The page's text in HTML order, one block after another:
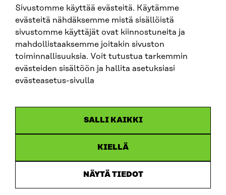
Sivustomme käyttää evästeitä. Käytämme
evästeitä nähdäksemme mistä sisällöistä
sivustomme käyttäjät ovat kiinnostuneita ja
mahdollistaaksemme joitakin sivuston
toiminnallisuuksia. Voit tutustua tarkemmin
evästeiden sisältöön ja hallita asetuksiasi
evästeasetus-sivulla
SALLI KAIKKI
KIELLÄ
NÄYTÄ TIEDOT
SITRA PÅ SOCIALA MEDIER
LinkedIn
Instagram
YouTube
Tillgänglighetsutredning
Beskrivning av handlingsoffentligheten